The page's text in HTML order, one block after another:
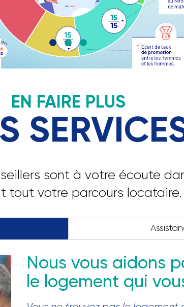
près des territoires. Ce
réalisations et
notre démarche.
EN FAIRE PLUS
sont à votre écoute
tout votre parcours locataire.
Nous vous aidons
le logement qui